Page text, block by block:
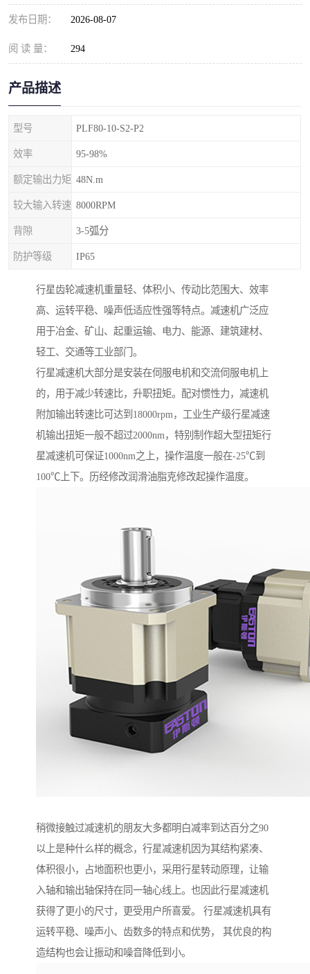
发布日期： 2026-08-07
阅 读 量： 294
产品描述
型号 PLF80-10-S2-P2
效率 95-98%
额定输出力矩 48N.m
较大输入转速 8000RPM
背隙 3-5弧分
防护等级 IP65
行星齿轮减速机重量轻、体积小、传动比范围大、效率
高、运转平稳、噪声低适应性强等特点。减速机广泛应
用于冶金、矿山、起重运输、电力、能源、建筑建材、
轻工、交通等工业部门。
行星减速机大部分是安装在伺服电机和交流伺服电机上
的，用于减少转速比，升职扭矩。配对惯性力，减速机
附加输出转速比可达到18000rpm，工业生产级行星减速
机输出扭矩一般不超过2000nm，特别制作超大型扭矩行
星减速机可保证1000nm之上，操作温度一般在-25℃到
100℃上下。历经修改润滑油脂克修改起操作温度。
稍微接触过减速机的朋友大多都明白减率到达百分之90
以上是种什么样的概念，行星减速机因为其结构紧凑、
体积很小，占地面积也更小，采用行星转动原理，让输
入轴和输出轴保持在同一轴心线上。也因此行星减速机
获得了更小的尺寸，更受用户所喜爱。 行星减速机具有
运转平稳、噪声小、齿数多的特点和优势， 其优良的构
造结构也会让振动和噪音降低到小。